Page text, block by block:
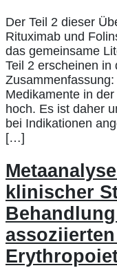
Der Teil 2 dieser
Rituximab und
das gemeinsame
Teil 2 erscheinen in
Medikamente in
hoch. Es ist daher
bei Indikationen
[…]
klinischer